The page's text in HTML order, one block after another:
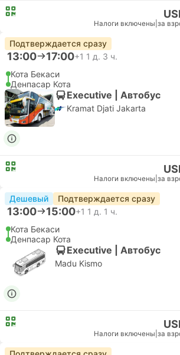
Налоги включены за
Подтверждается сразу
13:00 17:00+1 1 д. 3 ч.
Кота Бекаси
Денпасар Кота
Executive | Автобус
Kramat Djati Jakarta
Налоги включены за
Дешевый Подтверждается сразу
13:00 15:00+1 1 д. 1 ч.
Кота Бекаси
Денпасар Кота
Executive | Автобус
Madu Kismo
Налоги включены за